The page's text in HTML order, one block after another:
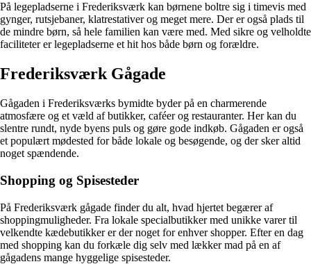
På legepladserne i Frederiksværk kan børnene boltre sig i timevis med
gynger, rutsjebaner, klatrestativer og meget mere. Der er også plads til
de mindre børn, så hele familien kan være med. Med sikre og velholdte
faciliteter er legepladserne et hit hos både børn og forældre.
Frederiksværk Gågade
Gågaden i Frederiksværks bymidte byder på en charmerende
atmosfære og et væld af butikker, caféer og restauranter. Her kan du
slentre rundt, nyde byens puls og gøre gode indkøb. Gågaden er også
et populært mødested for både lokale og besøgende, og der sker altid
noget spændende.
Shopping og Spisesteder
På Frederiksværk gågade finder du alt, hvad hjertet begærer af
shoppingmuligheder. Fra lokale specialbutikker med unikke varer til
velkendte kædebutikker er der noget for enhver shopper. Efter en dag
med shopping kan du forkæle dig selv med lækker mad på en af
gågadens mange hyggelige spisesteder.